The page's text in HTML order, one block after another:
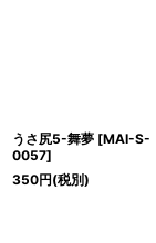
うさ尻5-舞夢 [MAI-S-
0057]
350円(税別)